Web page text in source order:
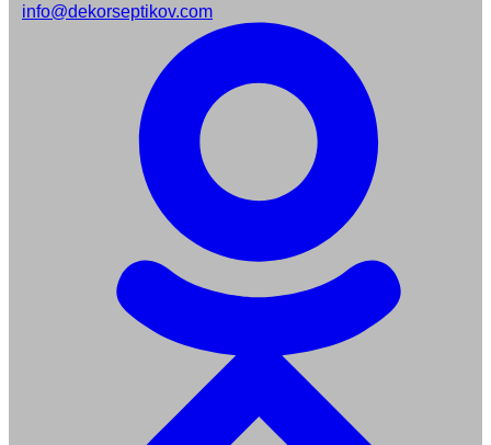
info@dekorseptikov.com